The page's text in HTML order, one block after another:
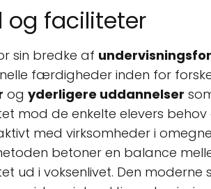
og faciliteter
sin bredke af
færdigheder inden for
og yderligere uddannelser
mod de enkelte elevers
med virksomheder i
betoner en balance
ud i voksenlivet. Den